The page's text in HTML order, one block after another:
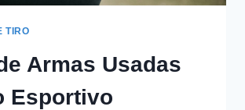
TIRO
Armas Usadas
Esportivo